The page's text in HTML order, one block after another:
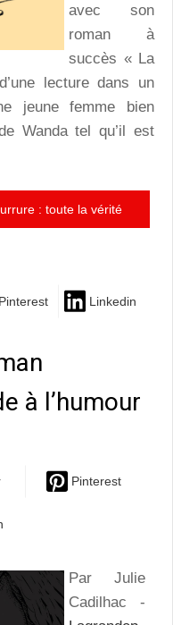
avec son
roman à
succès « La
lecture dans un
jeune femme bien
Wanda tel qu’il est
: toute la vérité
Pinterest Linkedin
à l’humour
Pinterest
Par Julie
Cadilhac -